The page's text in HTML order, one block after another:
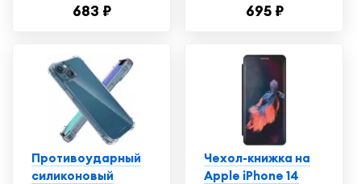
на Айфон 14
683 ₽
iPhone 14 Plus /
телефона Эпл
Айфон 14 Плюс с
защитой от
прилипания /
Прозрачный
695 ₽
Противоударный
силиконовый
Чехол-книжка на
Apple iPhone 14